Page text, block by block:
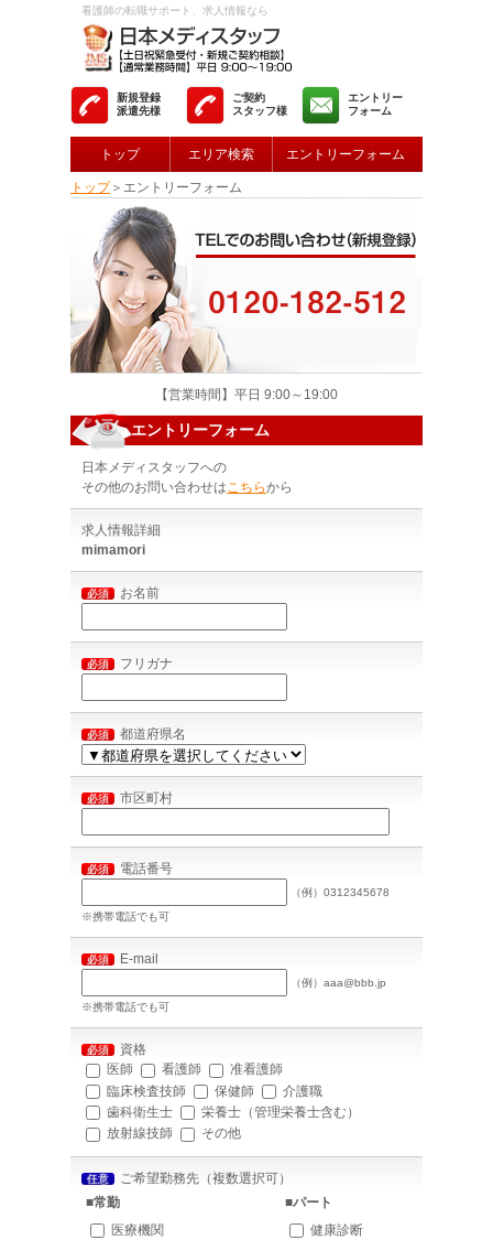
看護師の転職サポート、求人情報なら
新規登録
派遣先様
ご契約
スタッフ様
エントリー
フォーム
トップ エリア検索 エントリーフォーム
トップ＞エントリーフォーム
【営業時間】平日 9:00～19:00
エントリーフォーム
日本メディスタッフへの
その他のお問い合わせはこちらから
求人情報詳細
mimamori
必須 お名前
必須 フリガナ
必須 都道府県名
必須 市区町村
必須 電話番号
（例）0312345678
※携帯電話でも可
必須 E-mail
（例）aaa@bbb.jp
※携帯電話でも可
必須
資格
医師
看護師
准看護師
臨床検査技師
保健師
介護職
歯科衛生士
栄養士（管理栄養士含む）
放射線技師
その他
任意
ご希望勤務先（複数選択可）
■常勤
■パート
医療機関
健康診断